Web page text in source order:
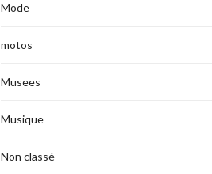
Mode
motos
Musees
Musique
Non classé